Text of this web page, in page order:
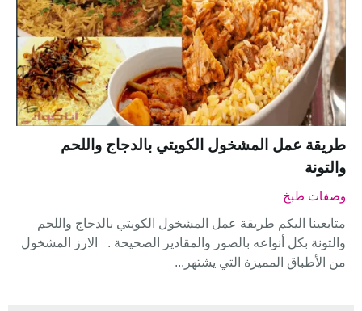
طريقة عمل المشخول الكويتي بالدجاج واللحم
والتونة
وصفات طبخ
متابعينا اليكم طريقة عمل المشخول الكويتي بالدجاج واللحم
والتونة بكل أنواعه بالصور والمقادير الصحيحة . الارز المشخول
من الأطباق المميزة التي يشتهر...